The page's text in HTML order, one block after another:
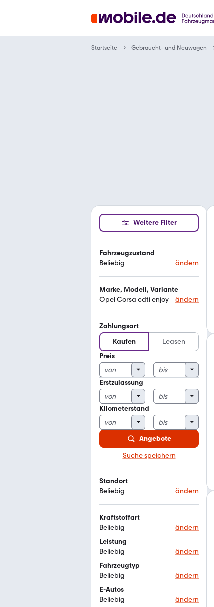
Startseite Gebraucht- und Neuwagen
Weitere Filter
Fahrzeugzustand
Beliebig
ändern
Marke, Modell, Variante
Opel Corsa cdti enjoy
ändern
Zahlungsart
Kaufen
Leasen
Preis
Erstzulassung
Kilometerstand
Angebote
Suche speichern
Standort
Beliebig
ändern
Kraftstoffart
Beliebig
ändern
Leistung
Beliebig
ändern
Fahrzeugtyp
Beliebig
ändern
E-Autos
Beliebig
ändern